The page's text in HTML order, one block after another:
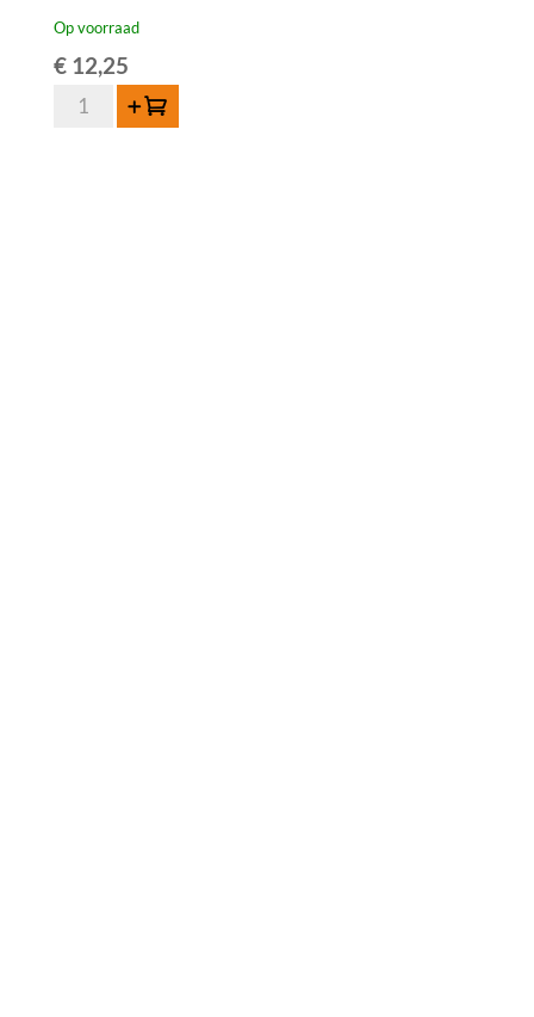
Op voorraad
€12,25
Toevoegen